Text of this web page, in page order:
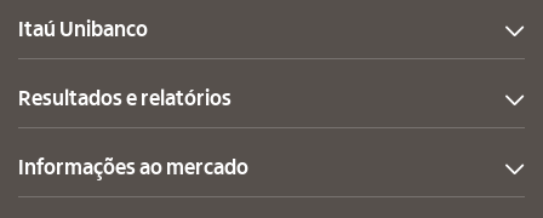
Itaú Unibanco
Resultados e relatórios
Informações ao mercado